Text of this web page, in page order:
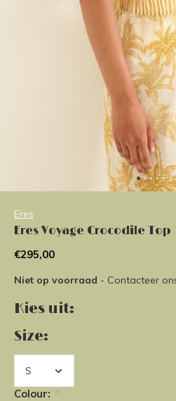
Eres
Eres Voyage Crocodile Top
€295,00
Niet op voorraad - Contacteer
Kies uit:
Size:
Colour: *